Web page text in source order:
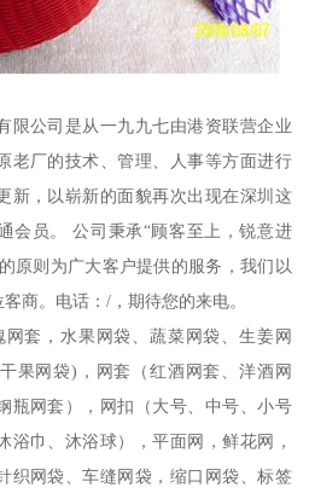
限公司是从一九九七由港资联营企业
老厂的技术、管理、人事等方面进行
新，以崭新的面貌再次出现在深圳这
会员。 公司秉承“顾客至上，锐意进
原则为广大客户提供的服务，我们以
商。电话：/，期待您的来电。
套，水果网袋、蔬菜网袋、生姜网
果网袋)，网套（红酒网套、洋酒网
瓶网套），网扣（大号、中号、小号
浴巾、沐浴球），平面网，鲜花网，
织网袋、车缝网袋，缩口网袋、标签